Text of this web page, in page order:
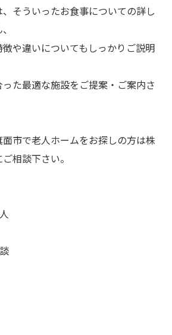
、そういったお食事についての詳し
や違いについてもしっかりご説明
た最適な施設をご提案・ご案内さ
市で老人ホームをお探しの方は株
相談下さい。